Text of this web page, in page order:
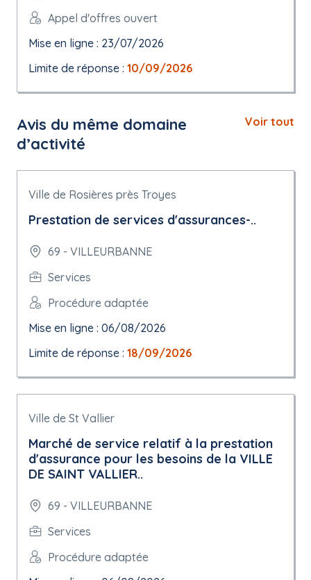
Appel d'offres ouvert
Mise en ligne : 23/07/2026
Limite de réponse : 10/09/2026
Avis du même domaine
d’activité
Voir tout
Ville de Rosières près Troyes
Prestation de services d'assurances-..
69 - VILLEURBANNE
Services
Procédure adaptée
Mise en ligne : 06/08/2026
Limite de réponse : 18/09/2026
Ville de St Vallier
Marché de service relatif à la prestation
d'assurance pour les besoins de la VILLE
DE SAINT VALLIER..
69 - VILLEURBANNE
Services
Procédure adaptée